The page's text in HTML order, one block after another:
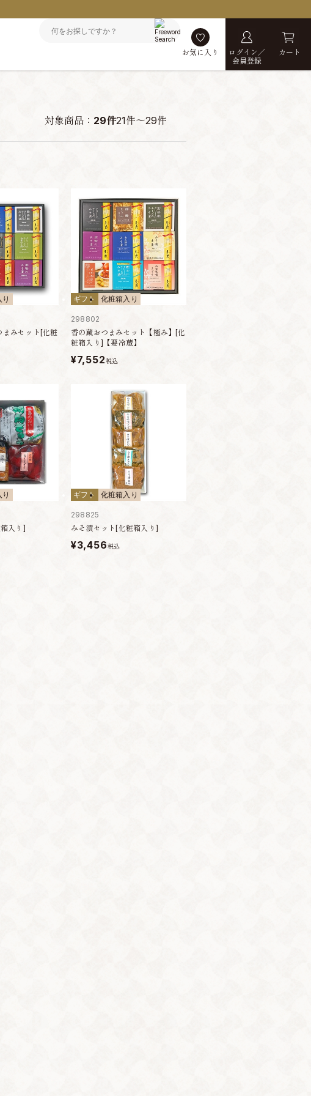
お気に入り
ログイン／
会員登録
カート
対象商品： 29件21件～29件
みセット[化粧
ギフト 化粧箱入り
298802
香の蔵おつまみセット【極み】[化
粧箱入り]【要冷蔵】
¥7,552税込
入り]
ギフト 化粧箱入り
298825
みそ漬セット[化粧箱入り]
¥3,456税込